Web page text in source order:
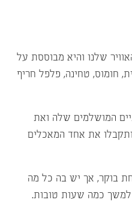
שלנו והיא מבוססת על
חומוס, טחינה, פלפל חריף
המושלמים שלה ואת
את אחד המאכלים
בוקר, אך יש בה כל מה
כמה שעות טובות.